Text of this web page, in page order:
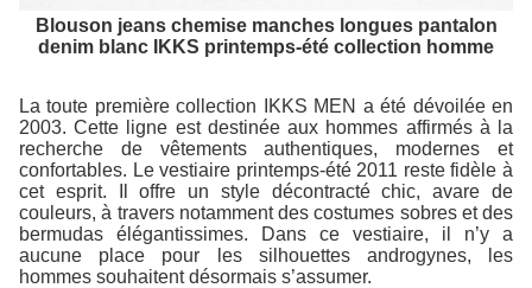
Blouson jeans chemise manches longues pantalon
denim blanc IKKS printemps-été collection homme
La toute première collection IKKS MEN a été dévoilée en
2003. Cette ligne est destinée aux hommes affirmés à la
recherche de vêtements authentiques, modernes et
confortables. Le vestiaire printemps-été 2011 reste fidèle à
cet esprit. Il offre un style décontracté chic, avare de
couleurs, à travers notamment des costumes sobres et des
bermudas élégantissimes. Dans ce vestiaire, il n’y a
aucune place pour les silhouettes androgynes, les
hommes souhaitent désormais s’assumer.